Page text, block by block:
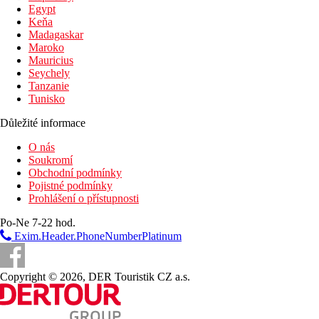
Fotogalerie
Egypt
Keňa
Madagaskar
Maroko
Mauricius
Seychely
Tanzanie
Tunisko
Důležité informace
O nás
Soukromí
Obchodní podmínky
Pojistné podmínky
Prohlášení o přístupnosti
Po-Ne 7-22 hod.
Exim.Header.PhoneNumberPlatinum
Copyright © 2026, DER Touristik CZ a.s.